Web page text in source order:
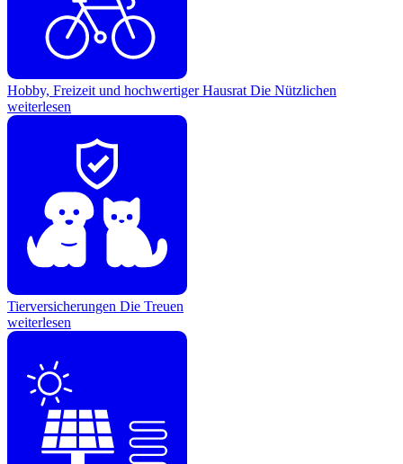
Hobby, Freizeit und hochwertiger Hausrat Die Nützlichen
weiterlesen
Tierversicherungen Die Treuen
weiterlesen